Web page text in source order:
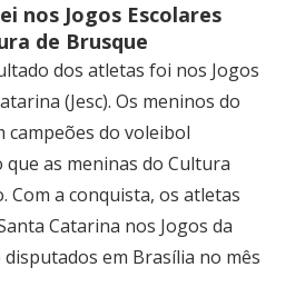
nos Jogos Escolares
de Brusque
dos atletas foi nos Jogos
(Jesc). Os meninos do
campeões do voleibol
as meninas do Cultura
Com a conquista, os atletas
Catarina nos Jogos da
em Brasília no mês